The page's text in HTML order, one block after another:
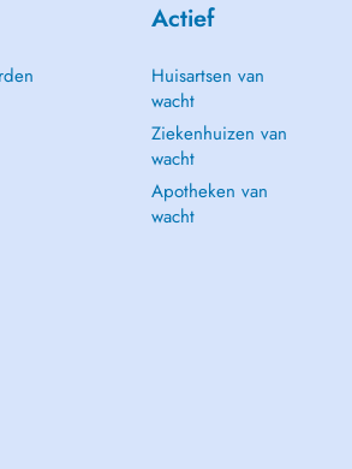
Actief
Huisartsen van
wacht
Ziekenhuizen van
wacht
Apotheken van
wacht